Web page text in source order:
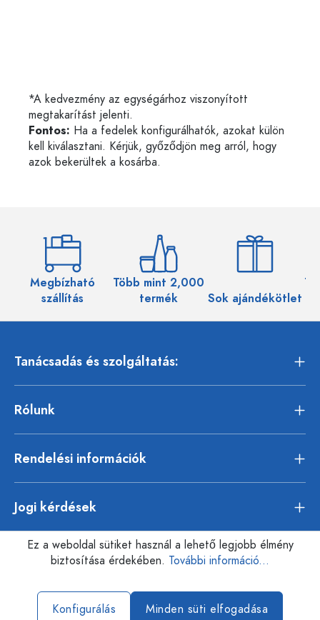
*A kedvezmény az egységárhoz viszonyított
megtakarítást jelenti.
Fontos: Ha a fedelek konfigurálhatók, azokat külön
kell kiválasztani. Kérjük, győződjön meg arról, hogy
azok bekerültek a kosárba.
Megbízható
szállítás
Több mint 2,000
termék
Sok ajándékötlet
Tanácsadás és szolgáltatás:
Rólunk
Rendelési információk
Jogi kérdések
Ez a weboldal sütiket használ a lehető legjobb élmény
biztosítása érdekében. További információ...
Konfigurálás Minden süti elfogadása